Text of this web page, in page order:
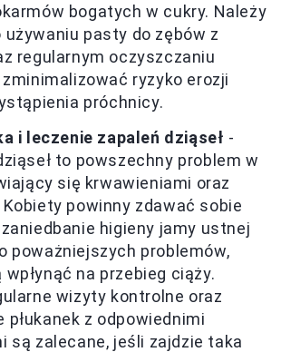
bogatych w cukry. Należy
pasty do zębów z
regularnym oczyszczaniu
zminimalizować ryzyko erozji
próchnicy.
i leczenie zapaleń dziąseł -
to powszechny problem w
się krwawieniami oraz
powinny zdawać sobie
higieny jamy ustnej
poważniejszych problemów,
wpłynąć na przebieg ciąży.
wizyty kontrolne oraz
płukanek z odpowiednimi
są zalecane, jeśli zajdzie taka